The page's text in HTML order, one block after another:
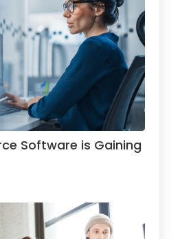
Software is Gaining